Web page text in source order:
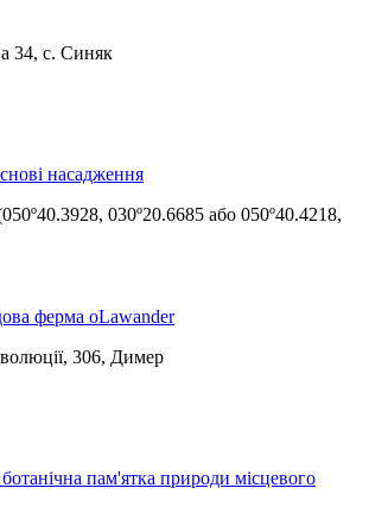
34, с. Синяк
насадження
030º20.6685 або 050º40.4218,
ферма oLawander
306, Димер
пам'ятка природи місцевого